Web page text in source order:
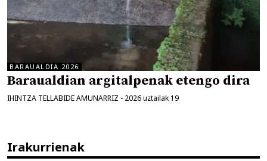
BARAUALDIA 2026
Baraualdian argitalpenak etengo dira
IHINTZA TELLABIDE AMUNARRIZ - 2026 uztailak 19
Irakurrienak